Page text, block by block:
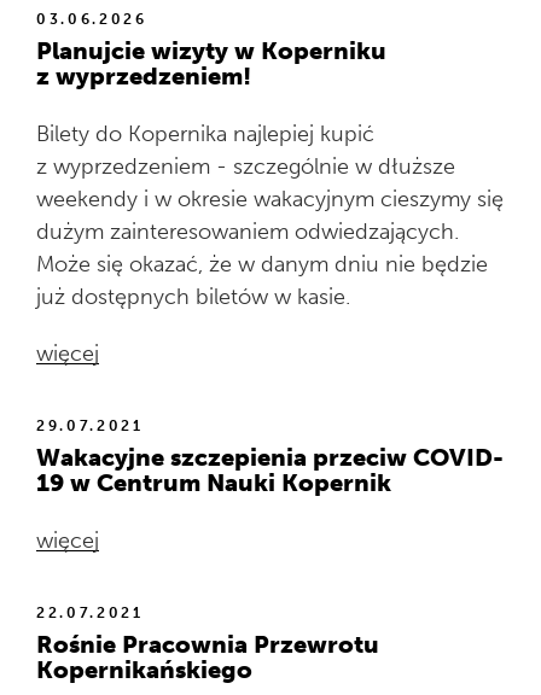
03.06.2026
Planujcie wizyty w Koperniku
z wyprzedzeniem!
Bilety do Kopernika najlepiej kupić
z wyprzedzeniem - szczególnie w dłuższe
weekendy i w okresie wakacyjnym cieszymy się
dużym zainteresowaniem odwiedzających.
Może się okazać, że w danym dniu nie będzie
już dostępnych biletów w kasie.
więcej
29.07.2021
Wakacyjne szczepienia przeciw COVID-
19 w Centrum Nauki Kopernik
więcej
22.07.2021
Rośnie Pracownia Przewrotu
Kopernikańskiego